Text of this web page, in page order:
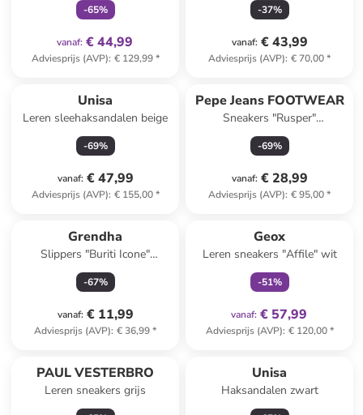
-65%
vanaf: € 44,99
Adviesprijs (AVP): € 129,99*
-37%
vanaf: € 43,99
Adviesprijs (AVP): € 70,00*
Unisa
Leren sleehaksandalen beige
-69%
vanaf: € 47,99
Adviesprijs (AVP): € 155,00*
Pepe Jeans FOOTWEAR
Sneakers "Rusper"
bruin/donkerblauw//lichtroze
-69%
vanaf: € 28,99
Adviesprijs (AVP): € 95,00*
Grendha
Slippers "Buriti Icone"
bruin/goudkleurig
-67%
vanaf: € 11,99
Adviesprijs (AVP): € 36,99*
Geox
Leren sneakers "Affile" wit
-51%
vanaf: € 57,99
Adviesprijs (AVP): € 120,00*
PAUL VESTERBRO
Leren sneakers grijs
Unisa
Haksandalen zwart